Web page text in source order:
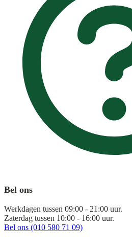
Bel ons
Werkdagen tussen 09:00 - 21:00 uur.
Zaterdag tussen 10:00 - 16:00 uur.
Bel ons (010 580 71 09)